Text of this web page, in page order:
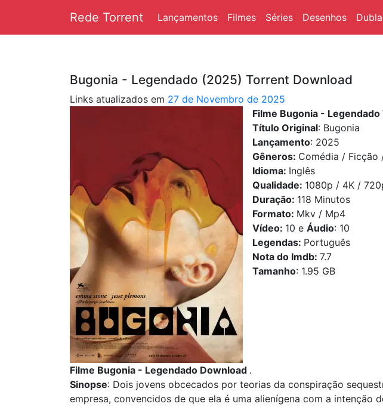
Rede Torrent Lançamentos Filmes Séries Desenhos
Bugonia - Legendado (2025) Torrent Download
Links atualizados em 27 de Novembro de 2025
Filme Bugonia -
Título Original: Bugonia
Lançamento: 2025
Gêneros: Comédia / Ficção
Idioma: Inglês
Qualidade: 1080p / 4K /
Duração: 118 Minutos
Formato: Mkv / Mp4
Vídeo: 10 e Áudio: 10
Legendas: Português
Nota do Imdb: 7.7
Tamanho: 1.95 GB
Filme Bugonia - Legendado Download .
Sinopse: Dois jovens obcecados por teorias da conspiração
empresa, convencidos de que ela é uma alienígena com a intenção